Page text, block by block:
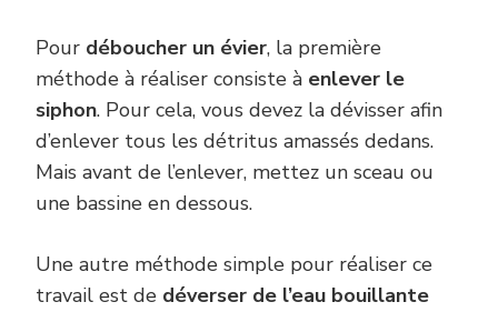
Pour déboucher un évier, la première
méthode à réaliser consiste à enlever le
siphon. Pour cela, vous devez la dévisser afin
d’enlever tous les détritus amassés dedans.
Mais avant de l’enlever, mettez un sceau ou
une bassine en dessous.
Une autre méthode simple pour réaliser ce
travail est de déverser de l’eau bouillante